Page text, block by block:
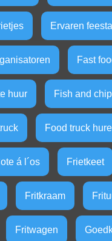
Ervaren
Fast
huur Fish and
Food truck
á l´os Frietkeet
Fritkraam
Fritwagen